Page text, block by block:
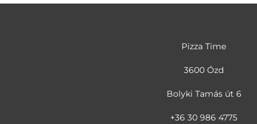
Pizza Time
3600 Ózd
Bolyki Tamás út 6
+36 30 986 4775